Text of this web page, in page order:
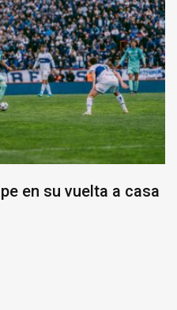
en su vuelta a casa